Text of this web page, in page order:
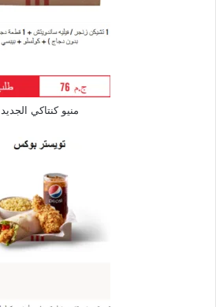
منيو كنتاكي الجديد